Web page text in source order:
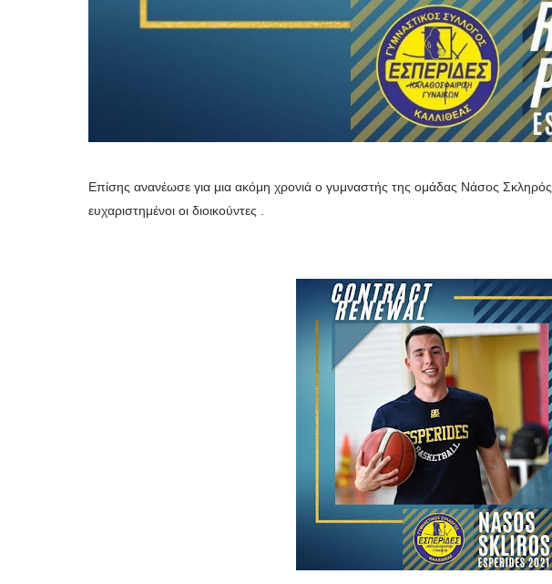
Επίσης ανανέωσε για μια ακόμη χρονιά ο γυμναστής της ομάδας Νάσος
ευχαριστημένοι οι διοικούντες .